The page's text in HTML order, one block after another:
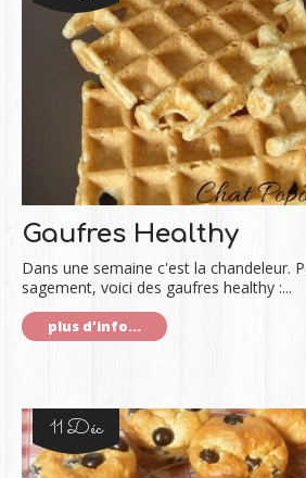
Gaufres Healthy
Dans une semaine c'est la chandeleur.
sagement, voici des gaufres healthy :...
plus d'info...
11 Déc